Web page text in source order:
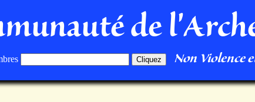
de
Non Violence